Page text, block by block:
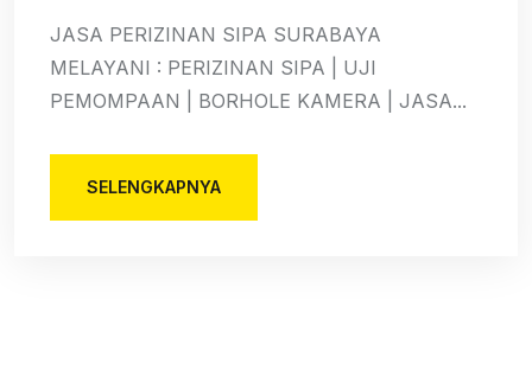
JASA PERIZINAN SIPA SURABAYA
MELAYANI : PERIZINAN SIPA | UJI
PEMOMPAAN | BORHOLE KAMERA | JASA...
SELENGKAPNYA